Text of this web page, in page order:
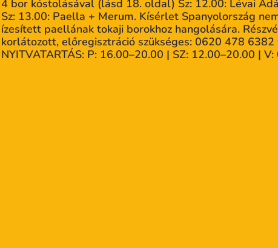
4 bor kóstolásával (lásd 18. oldal) Sz: 12.00: Lévai
Sz: 13.00: Paella + Merum. Kísérlet Spanyolország
ízesített paellának tokaji borokhoz hangolására.
korlátozott, előregisztráció szükséges: 0620 478 6382
NYITVATARTÁS: P: 16.00–20.00 | SZ: 12.00–20.00 |